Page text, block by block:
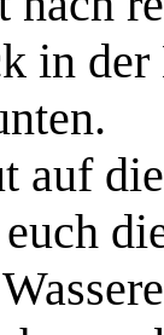
in der
auf